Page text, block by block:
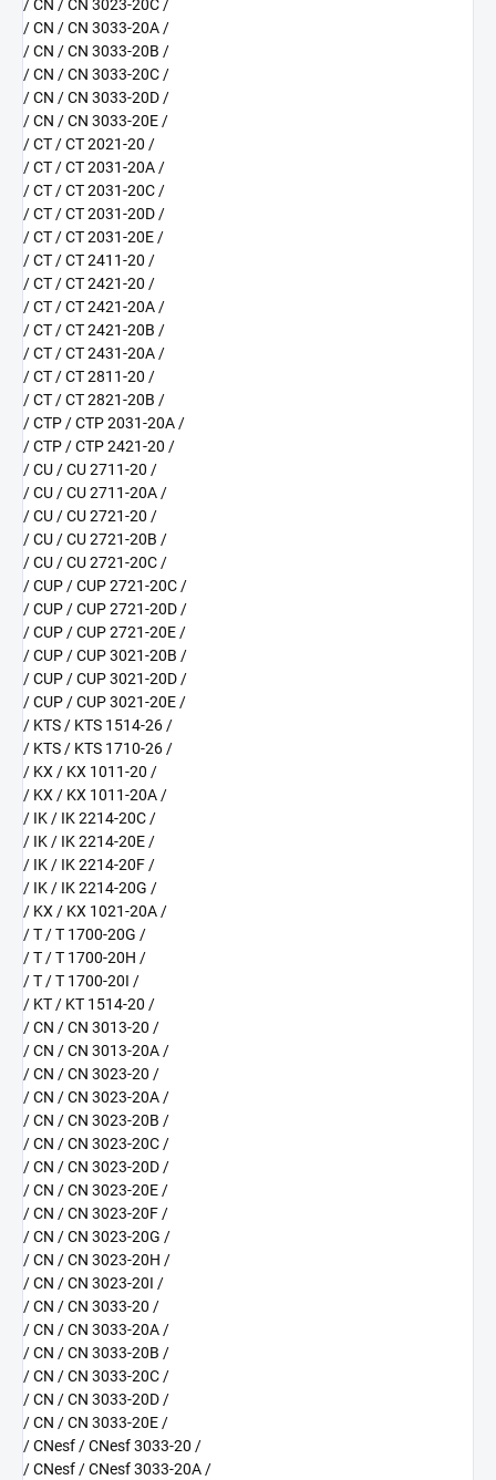
/ CN / CN 3023-20C /
/ CN / CN 3033-20A /
/ CN / CN 3033-20B /
/ CN / CN 3033-20C /
/ CN / CN 3033-20D /
/ CN / CN 3033-20E /
/ CT / CT 2021-20 /
/ CT / CT 2031-20A /
/ CT / CT 2031-20C /
/ CT / CT 2031-20D /
/ CT / CT 2031-20E /
/ CT / CT 2411-20 /
/ CT / CT 2421-20 /
/ CT / CT 2421-20A /
/ CT / CT 2421-20B /
/ CT / CT 2431-20A /
/ CT / CT 2811-20 /
/ CT / CT 2821-20B /
/ CTP / CTP 2031-20A /
/ CTP / CTP 2421-20 /
/ CU / CU 2711-20 /
/ CU / CU 2711-20A /
/ CU / CU 2721-20 /
/ CU / CU 2721-20B /
/ CU / CU 2721-20C /
/ CUP / CUP 2721-20C /
/ CUP / CUP 2721-20D /
/ CUP / CUP 2721-20E /
/ CUP / CUP 3021-20B /
/ CUP / CUP 3021-20D /
/ CUP / CUP 3021-20E /
/ KTS / KTS 1514-26 /
/ KTS / KTS 1710-26 /
/ KX / KX 1011-20 /
/ KX / KX 1011-20A /
/ IK / IK 2214-20C /
/ IK / IK 2214-20E /
/ IK / IK 2214-20F /
/ IK / IK 2214-20G /
/ KX / KX 1021-20A /
/ T / T 1700-20G /
/ T / T 1700-20H /
/ T / T 1700-20I /
/ KT / KT 1514-20 /
/ CN / CN 3013-20 /
/ CN / CN 3013-20A /
/ CN / CN 3023-20 /
/ CN / CN 3023-20A /
/ CN / CN 3023-20B /
/ CN / CN 3023-20C /
/ CN / CN 3023-20D /
/ CN / CN 3023-20E /
/ CN / CN 3023-20F /
/ CN / CN 3023-20G /
/ CN / CN 3023-20H /
/ CN / CN 3023-20I /
/ CN / CN 3033-20 /
/ CN / CN 3033-20A /
/ CN / CN 3033-20B /
/ CN / CN 3033-20C /
/ CN / CN 3033-20D /
/ CN / CN 3033-20E /
/ CNesf / CNesf 3033-20 /
/ CNesf / CNesf 3033-20A /